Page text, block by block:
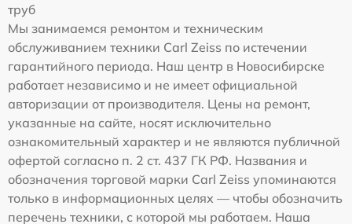
труб
Мы занимаемся ремонтом и техническим
обслуживанием техники Carl Zeiss по истечении
гарантийного периода. Наш центр в Новосибирске
работает независимо и не имеет официальной
авторизации от производителя. Цены на ремонт,
указанные на сайте, носят исключительно
ознакомительный характер и не являются публичной
офертой согласно п. 2 ст. 437 ГК РФ. Названия и
обозначения торговой марки Carl Zeiss упоминаются
только в информационных целях — чтобы обозначить
перечень техники, с которой мы работаем. Наша